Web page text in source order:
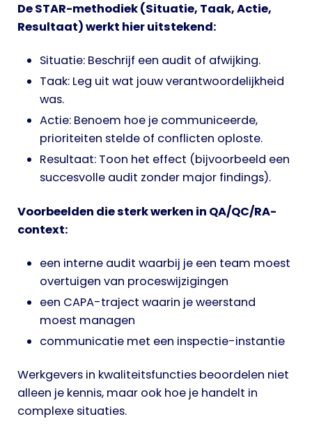
De STAR-methodiek (Situatie, Taak, Actie,
Resultaat) werkt hier uitstekend:
Situatie: Beschrijf een audit of afwijking.
Taak: Leg uit wat jouw verantwoordelijkheid
was.
Actie: Benoem hoe je communiceerde,
prioriteiten stelde of conflicten oploste.
Resultaat: Toon het effect (bijvoorbeeld een
succesvolle audit zonder major findings).
Voorbeelden die sterk werken in QA/QC/RA-
context:
een interne audit waarbij je een team moest
overtuigen van proceswijzigingen
een CAPA-traject waarin je weerstand
moest managen
communicatie met een inspectie-instantie
Werkgevers in kwaliteitsfuncties beoordelen niet
alleen je kennis, maar ook hoe je handelt in
complexe situaties.